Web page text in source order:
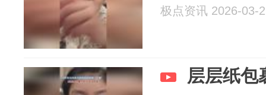
极点资讯 2026-03-
层层纸